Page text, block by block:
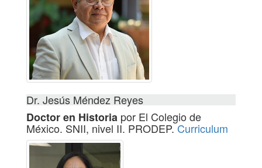
Dr. Jesús Méndez Reyes
Doctor en Historia por El Colegio de
México. SNII, nivel II. PRODEP.Curriculum